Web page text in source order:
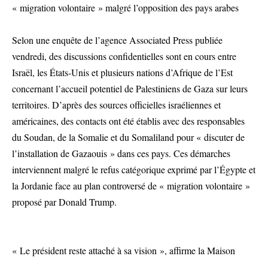
« migration volontaire » malgré l’opposition des pays arabes
Selon une enquête de l’agence Associated Press publiée
vendredi, des discussions confidentielles sont en cours entre
Israël, les États-Unis et plusieurs nations d’Afrique de l’Est
concernant l’accueil potentiel de Palestiniens de Gaza sur leurs
territoires. D’après des sources officielles israéliennes et
américaines, des contacts ont été établis avec des responsables
du Soudan, de la Somalie et du Somaliland pour « discuter de
l’installation de Gazaouis » dans ces pays. Ces démarches
interviennent malgré le refus catégorique exprimé par l’Égypte et
la Jordanie face au plan controversé de « migration volontaire »
proposé par Donald Trump.
« Le président reste attaché à sa vision », affirme la Maison